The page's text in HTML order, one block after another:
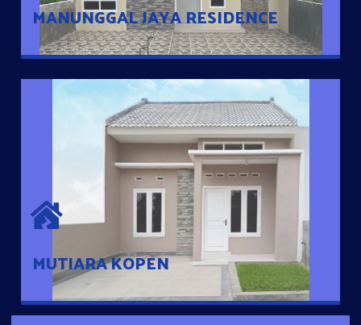
MANUNGGAL JAYA RESIDENCE
MUTIARA KOPEN
MUTIARA KOPEN
Hunian nyaman dengan suasana pedesaan. 10 menit dari pusat
kota, 2 menit dari Ring Road